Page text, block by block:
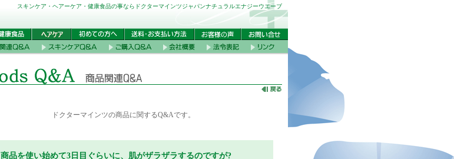
スキンケア・ヘアーケア・健康食品の事ならドクターマインツジャパンナチュラルエナジーウエーブ
ドクターマインツの商品に関するQ&Aです。
商品を使い始めて3日目ぐらいに、肌がザラザラするのですが?